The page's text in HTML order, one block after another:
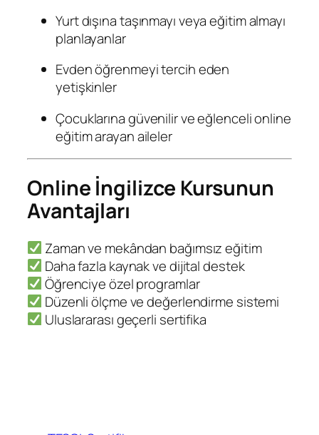
Yurt dışına taşınmayı veya eğitim almayı
planlayanlar
Evden öğrenmeyi tercih eden
yetişkinler
Çocuklarına güvenilir ve eğlenceli online
eğitim arayan aileler
Online İngilizce Kursunun
Avantajları
Zaman ve mekândan bağımsız eğitim
Daha fazla kaynak ve dijital destek
Öğrenciye özel programlar
Düzenli ölçme ve değerlendirme sistemi
Uluslararası geçerli sertifika